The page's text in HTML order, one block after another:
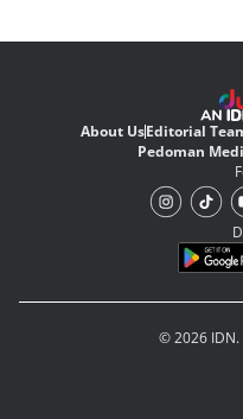
About UsEditorial
Pedoman
© 2026 IDN.